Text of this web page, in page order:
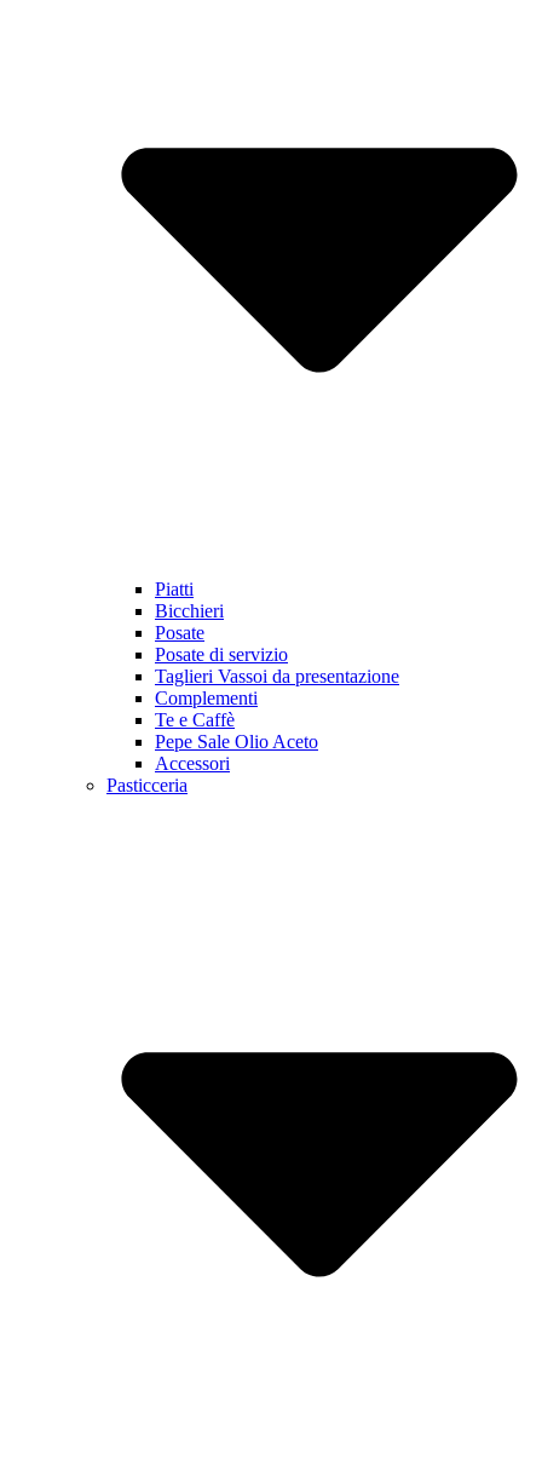
Piatti
Bicchieri
Posate
Posate di servizio
Taglieri Vassoi da presentazione
Complementi
Te e Caffè
Pepe Sale Olio Aceto
Accessori
Pasticceria